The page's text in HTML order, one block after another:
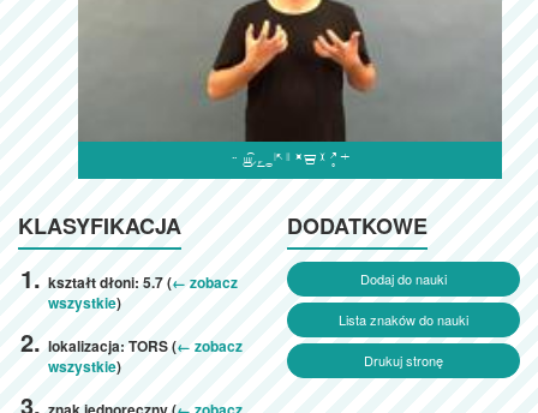

KLASYFIKACJA
kształt dłoni: 5.7 (← zobacz
wszystkie)
lokalizacja: TORS (← zobacz
wszystkie)
DODATKOWE
Dodaj do nauki
Lista znaków do nauki
Drukuj stronę